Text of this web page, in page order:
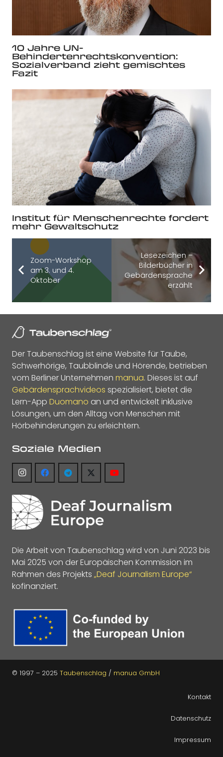
10 Jahre UN-
Behindertenrechtskonvention:
Sozialverband zieht gemischtes
Fazit
Institut für Menschenrechte fordert
mehr Gewaltschutz
Zoom-Workshop
am 3. und 4.
Oktober
Lesezeichen –
Bilderbücher in
Gebärdensprache
erzählt
Der Taubenschlag ist eine Website für Taube,
Schwerhörige, Taubblinde und Hörende, betrieben
vom Berliner Unternehmen manua. Dieses ist auf
Gebärdensprachvideos spezialisiert, bietet die
Lern-App Duomano an und entwickelt inklusive
Lösungen, um den Alltag von Menschen mit
Hörbehinderungen zu erleichtern.
Soziale Medien
Die Arbeit von Taubenschlag wird von Juni 2023 bis
Mai 2025 von der Europäischen Kommission im
Rahmen des Projekts „Deaf Journalism Europe“
kofinanziert.
© 1997 – 2025 Taubenschlag / manua GmbH
Kontakt
Datenschutz
Impressum